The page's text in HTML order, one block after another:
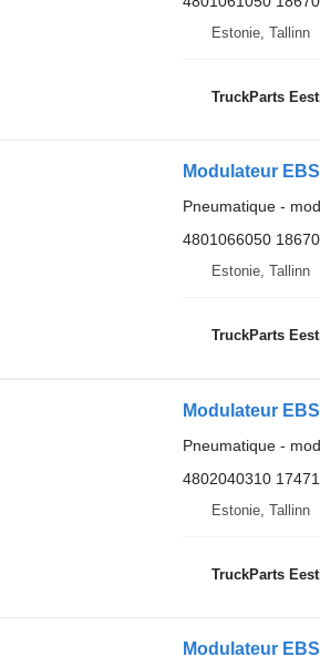
Estonie, Tallinn
TruckParts
Modulateur
Pneumatique -
4801066050
Estonie, Tallinn
TruckParts
Modulateur
Pneumatique -
4802040310
Estonie, Tallinn
TruckParts
Modulateur